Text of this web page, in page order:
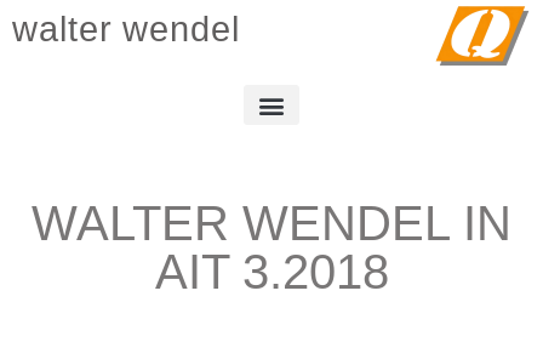
walter wendel
WALTER WENDEL IN
AIT 3.2018